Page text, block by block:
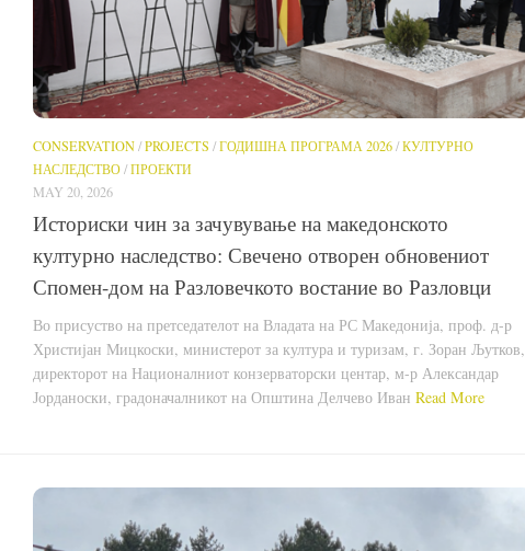
CONSERVATION/PROJECTS /ГОДИШНА ПРОГРАМА 2026/КУЛТУРНО
НАСЛЕДСТВО/ПРОЕКТИ
MAY 20, 2026
Историски чин за зачувување на македонското
културно наследство: Свечено отворен обновениот
Спомен-дом на Разловечкото востание во Разловци
Во присуство на претседателот на Владата на РС Македонија, проф. д-р
Христијан Мицкоски, министерот за култура и туризам, г. Зоран Љутков,
директорот на Националниот конзерваторски центар, м-р Александар
Јорданоски, градоначалникот на Општина Делчево Иван Read More